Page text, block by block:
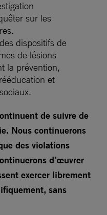
sur les
dispositifs de
de lésions
la prévention,
et
de suivre de
Nous continuerons
des violations
d’œuvrer
exercer librement
sans